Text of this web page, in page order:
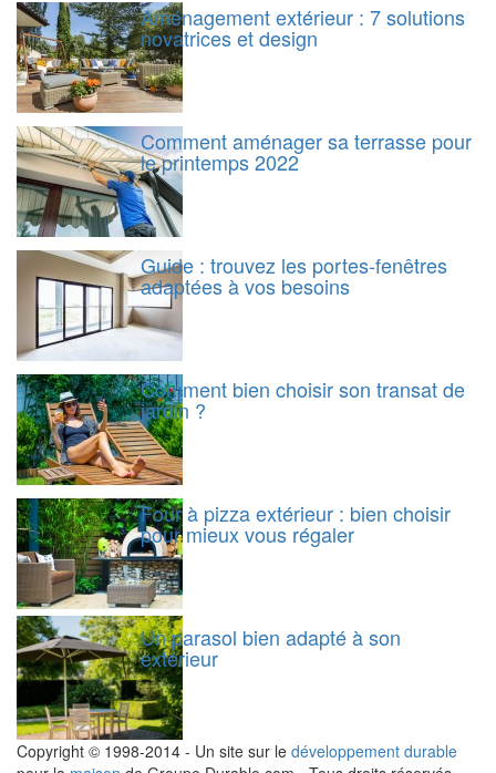
Aménagement extérieur : 7 solutions
novatrices et design
Comment aménager sa terrasse pour
le printemps 2022
Guide : trouvez les portes-fenêtres
adaptées à vos besoins
Comment bien choisir son transat de
jardin ?
Four à pizza extérieur : bien choisir
pour mieux vous régaler
Un parasol bien adapté à son
extérieur
Copyright © 1998-2014 - Un site sur le développement durable